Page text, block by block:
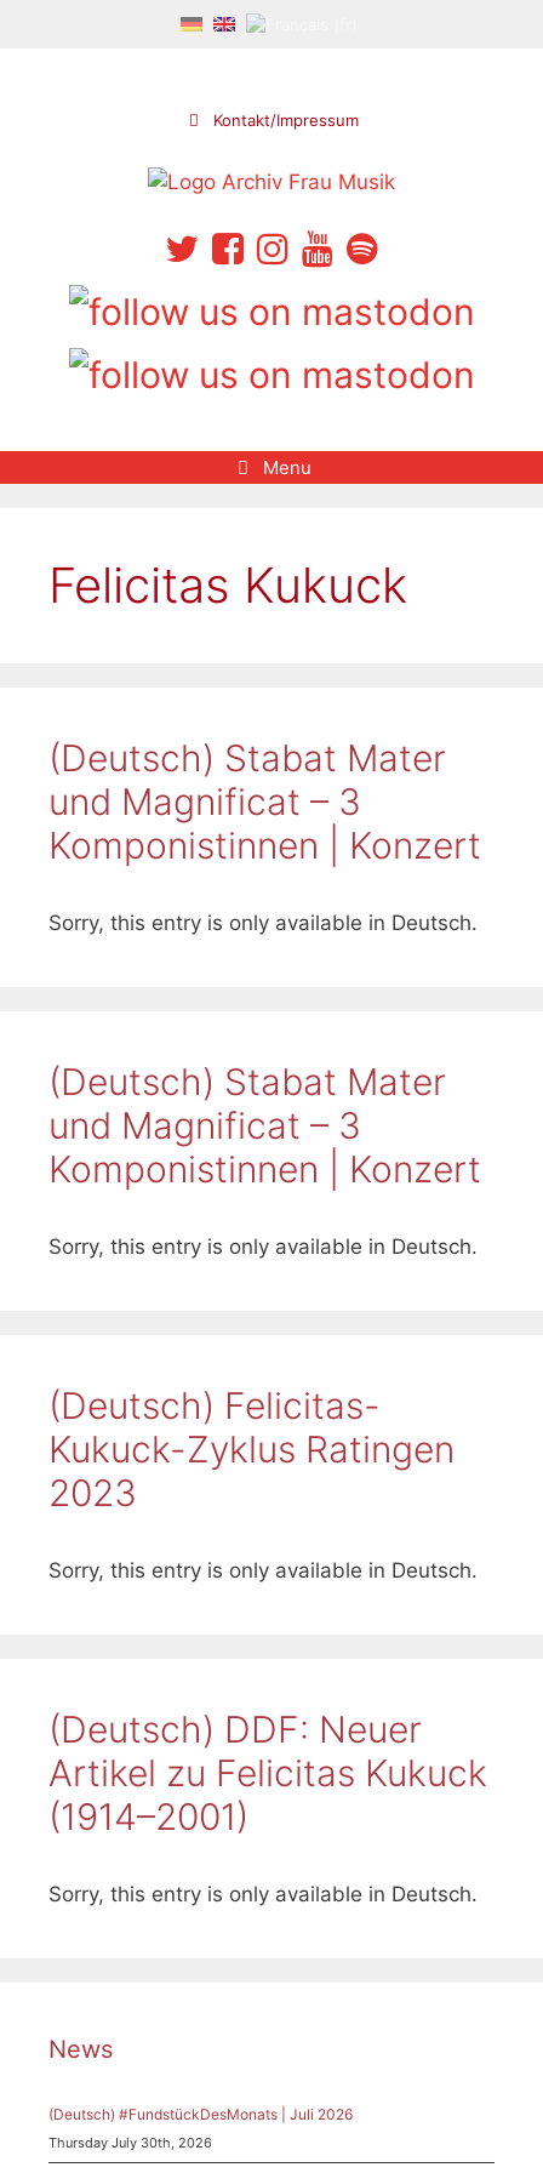
Kontakt/Impressum
Menu
Felicitas Kukuck
(Deutsch) Stabat Mater
und Magnificat – 3
Komponistinnen | Konzert
Sorry, this entry is only available in Deutsch.
(Deutsch) Stabat Mater
und Magnificat – 3
Komponistinnen | Konzert
Sorry, this entry is only available in Deutsch.
(Deutsch) Felicitas-
Kukuck-Zyklus Ratingen
2023
Sorry, this entry is only available in Deutsch.
(Deutsch) DDF: Neuer
Artikel zu Felicitas Kukuck
(1914–2001)
Sorry, this entry is only available in Deutsch.
News
(Deutsch) #FundstückDesMonats | Juli 2026
Thursday July 30th, 2026